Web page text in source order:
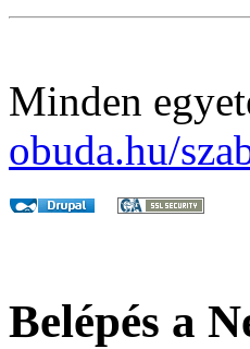
Minden
obuda.hu/
Belépés a